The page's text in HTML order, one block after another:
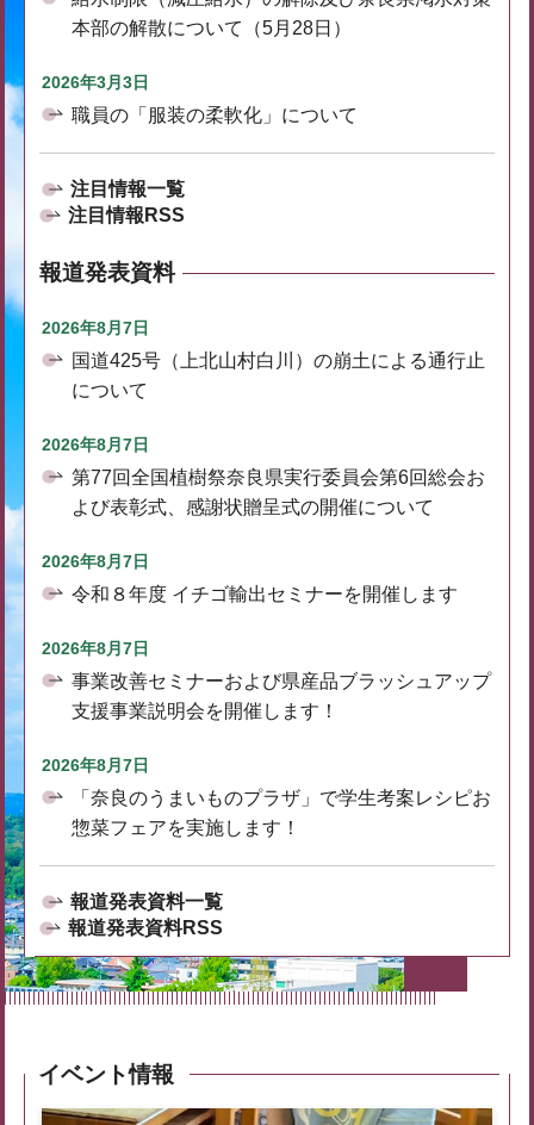
本部の解散について（5月28日）
2026年3月3日
職員の「服装の柔軟化」について
注目情報一覧
注目情報RSS
報道発表資料
2026年8月7日
国道425号（上北山村白川）の崩土による通行止
について
2026年8月7日
第77回全国植樹祭奈良県実行委員会第6回総会お
よび表彰式、感謝状贈呈式の開催について
2026年8月7日
令和８年度 イチゴ輸出セミナーを開催します
2026年8月7日
事業改善セミナーおよび県産品ブラッシュアップ
支援事業説明会を開催します！
2026年8月7日
「奈良のうまいものプラザ」で学生考案レシピお
惣菜フェアを実施します！
報道発表資料一覧
報道発表資料RSS
イベント情報